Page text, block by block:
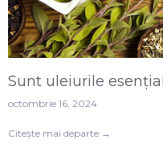
Sunt uleiurile
octombrie 16, 2024
Citește mai departe →